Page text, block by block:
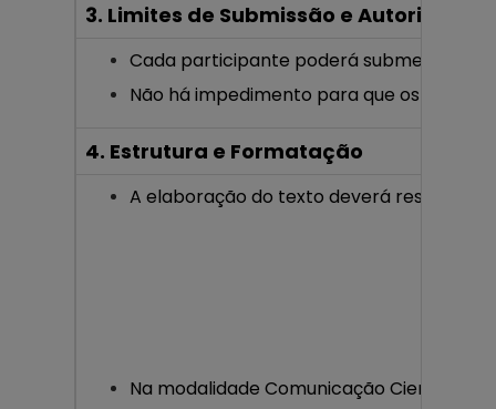
3. Limites de Submissão e Autoria
Cada participante poderá submeter até
Não há impedimento para que os
4. Estrutura e Formatação
A elaboração do texto deverá respeitar
Na modalidade Comunicação Científica,